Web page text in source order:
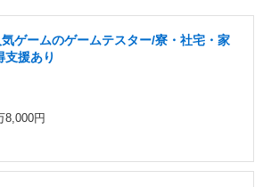
ゲームのゲームテスター/寮・社宅・家
支援あり
8,000円